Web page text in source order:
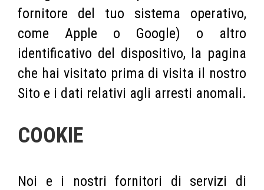
fornitore del tuo sistema operativo,
come Apple o Google) o altro
identificativo del dispositivo, la pagina
che hai visitato prima di visita il nostro
Sito e i dati relativi agli arresti anomali.
COOKIE
Noi e i nostri fornitori di servizi di